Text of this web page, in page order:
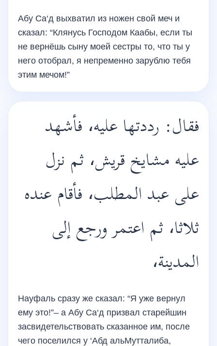
Абу Са‘д выхватил из ножен свой меч и
сказал: “Клянусь Господом Каабы, если ты
не вернёшь сыну моей сестры то, что ты у
него отобрал, я непременно зарублю тебя
этим мечом!”
فقال: رددتها عليه، فأشهد
عليه مشايخ قريش، ثم نزل
على عبد المطلب، فأقام عنده
ثلاثا، ثم اعتمر ورجع إلى
المدينة،
Науфаль сразу же сказал: “Я уже вернул
ему это!”– а Абу Са‘д призвал старейшин
засвидетельствовать сказанное им, после
чего поселился у ‘Абд альМутталиба,